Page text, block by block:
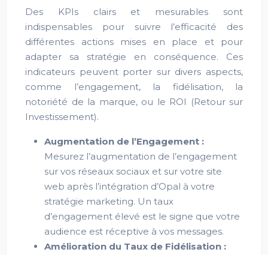
Des KPIs clairs et mesurables sont
indispensables pour suivre l’efficacité des
différentes actions mises en place et pour
adapter sa stratégie en conséquence. Ces
indicateurs peuvent porter sur divers aspects,
comme l’engagement, la fidélisation, la
notoriété de la marque, ou le ROI (Retour sur
Investissement).
Augmentation de l’Engagement :
Mesurez l’augmentation de l’engagement
sur vos réseaux sociaux et sur votre site
web après l’intégration d’Opal à votre
stratégie marketing. Un taux
d’engagement élevé est le signe que votre
audience est réceptive à vos messages.
Amélioration du Taux de Fidélisation :